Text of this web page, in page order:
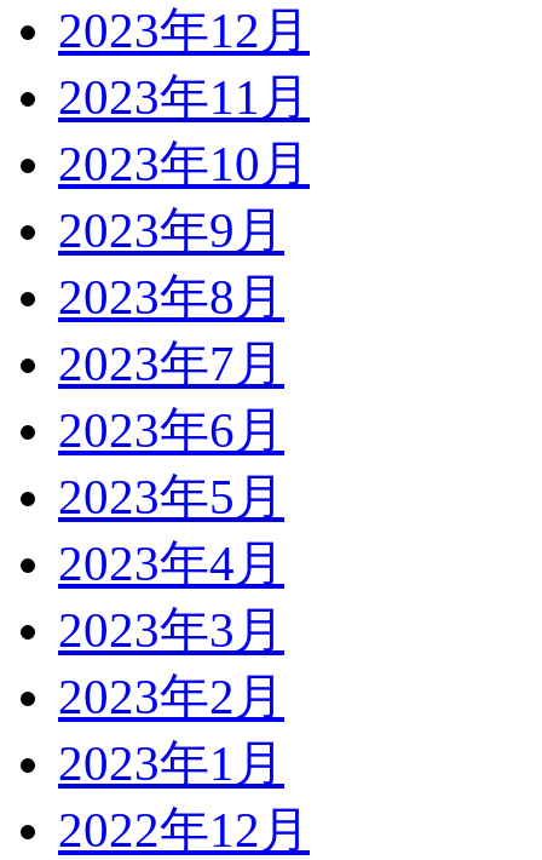
2023年12月
2023年11月
2023年10月
2023年9月
2023年8月
2023年7月
2023年6月
2023年5月
2023年4月
2023年3月
2023年2月
2023年1月
2022年12月